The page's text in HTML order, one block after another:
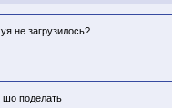
не загрузилось?
шо поделать